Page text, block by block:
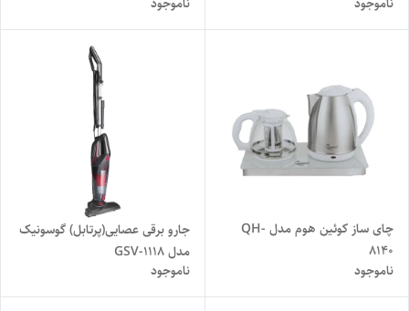
چای ساز کوئین هوم مدل QH-
8140
ناموجود
جارو برقی عصایی(پرتابل) گوسونیک
مدل GSV-1118
ناموجود